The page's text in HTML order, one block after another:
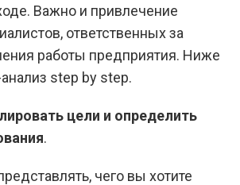
Важно и привлечение
ответственных за
работы предприятия. Ниже
step by step.
цели и определить
.
чего вы хотите